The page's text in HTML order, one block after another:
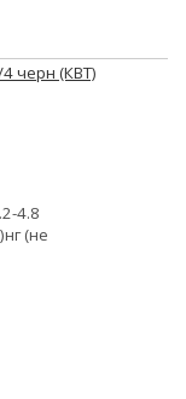
черн (КВТ)
4.8
нг (не